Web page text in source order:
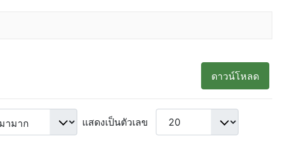
ดาวน์โหลด
แสดงเป็นตัวเลข